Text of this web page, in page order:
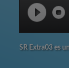
SR Extra03 es